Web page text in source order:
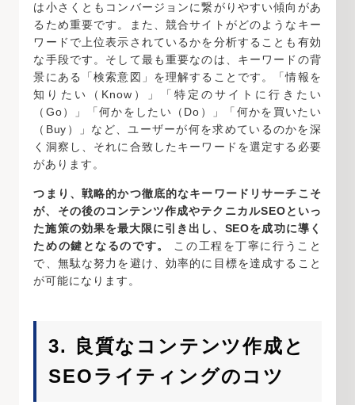
は小さくともコンバージョンに繋がりやすい傾向があ
るため重要です。また、競合サイトがどのようなキー
ワードで上位表示されているかを分析することも有効
な手段です。そして最も重要なのは、キーワードの背
景にある「検索意図」を理解することです。「情報を
知りたい（Know）」「特定のサイトに行きたい
（Go）」「何かをしたい（Do）」「何かを買いたい
（Buy）」など、ユーザーが何を求めているのかを深
く洞察し、それに合致したキーワードを選定する必要
があります。
つまり、戦略的かつ徹底的なキーワードリサーチこそ
が、その後のコンテンツ作成やテクニカルSEOといっ
た施策の効果を最大限に引き出し、SEOを成功に導く
ための鍵となるのです。
この工程を丁寧に行うこと
で、無駄な努力を避け、効率的に目標を達成すること
が可能になります。
3. 良質なコンテンツ作成と
SEOライティングのコツ